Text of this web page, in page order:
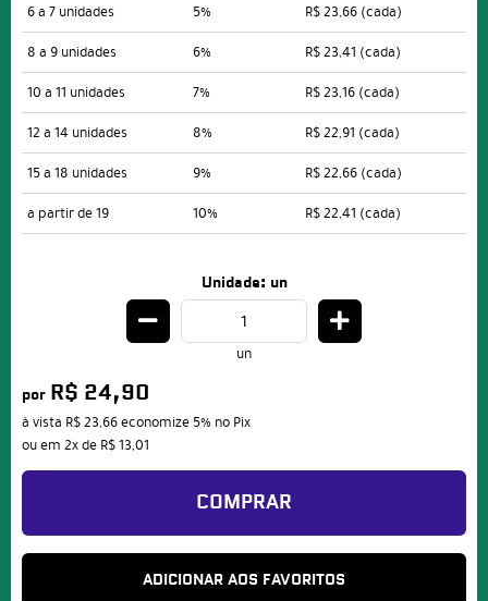
6 a 7 unidades
5% R$ 23,66 (cada)
8 a 9 unidades
6% R$ 23,41 (cada)
10 a 11 unidades
7% R$ 23,16 (cada)
12 a 14 unidades
8% R$ 22,91 (cada)
15 a 18 unidades
9% R$ 22,66 (cada)
a partir de 19
10% R$ 22,41 (cada)
Unidade: un
un
por R$ 24,90
à vista R$ 23,66economize 5% no Pix
ou em 2xde R$ 13,01
COMPRAR
ADICIONAR AOS FAVORITOS